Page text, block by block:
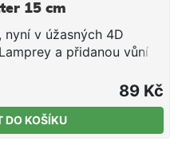
15 cm
nyní v úžasných 4D
a přidanou vůní
k útoku i
v terénu přineslo
nástraha vás prostě
štiky a další dravce
89 Kč
DO KOŠÍKU